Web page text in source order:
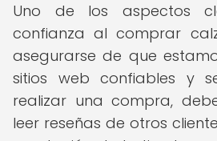
Uno de los aspectos
confianza al comprar
asegurarse de que
sitios web confiables y
realizar una compra,
leer reseñas de otros